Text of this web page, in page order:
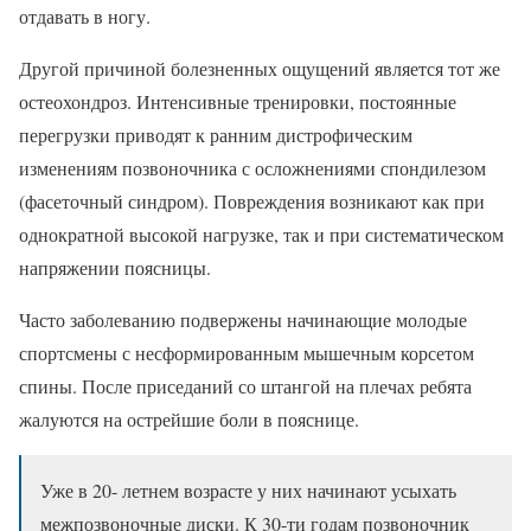
отдавать в ногу.
Другой причиной болезненных ощущений является тот же
остеохондроз. Интенсивные тренировки, постоянные
перегрузки приводят к ранним дистрофическим
изменениям позвоночника с осложнениями спондилезом
(фасеточный синдром). Повреждения возникают как при
однократной высокой нагрузке, так и при систематическом
напряжении поясницы.
Часто заболеванию подвержены начинающие молодые
спортсмены с несформированным мышечным корсетом
спины. После приседаний со штангой на плечах ребята
жалуются на острейшие боли в пояснице.
Уже в 20- летнем возрасте у них начинают усыхать
межпозвоночные диски. К 30-ти годам позвоночник